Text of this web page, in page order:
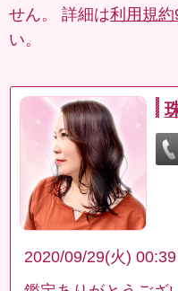
せん。 詳細は利用規
い。
2020/09/29(火) 00:39